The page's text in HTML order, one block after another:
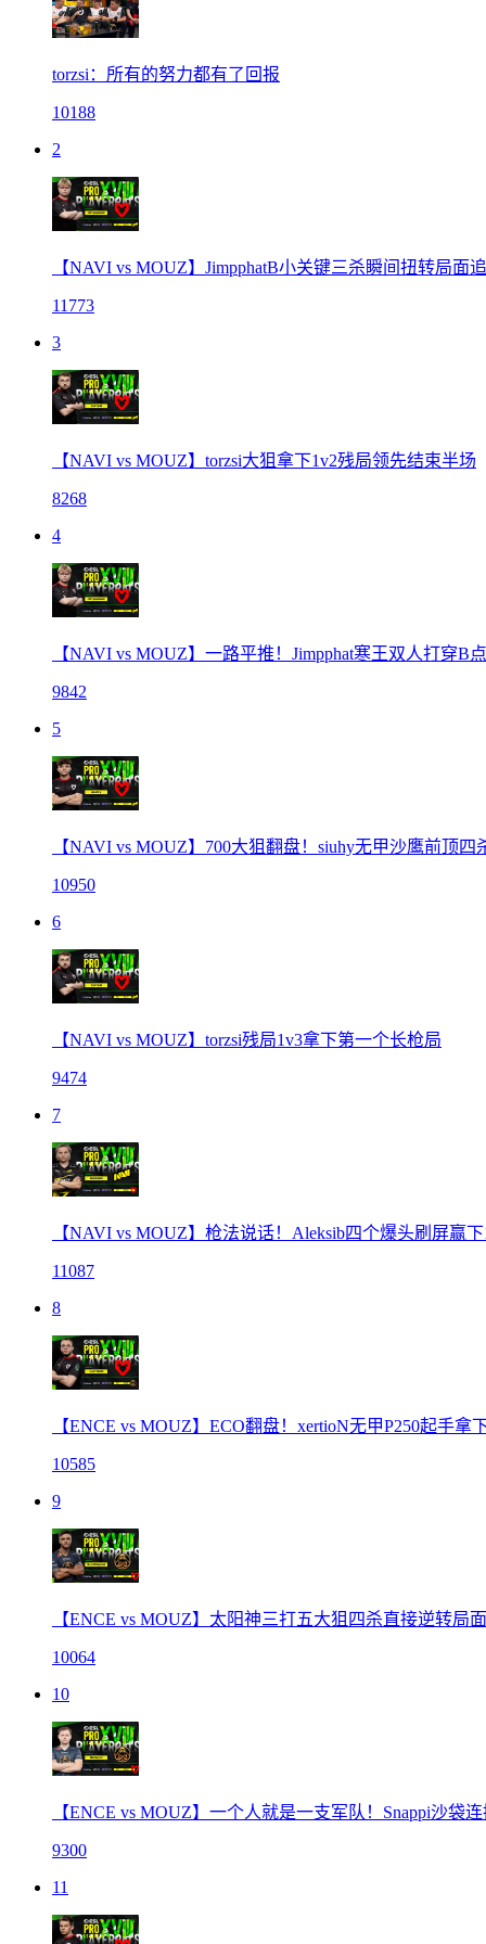
torzsi：所有的努力都有了回报
10188
2
【NAVI vs MOUZ】JimpphatB小关键三杀瞬间扭转局面追
11773
3
【NAVI vs MOUZ】torzsi大狙拿下1v2残局领先结束半场
8268
4
【NAVI vs MOUZ】一路平推！Jimpphat寒王双人打穿B
9842
5
【NAVI vs MOUZ】700大狙翻盘！siuhy无甲沙鹰前顶四
10950
6
【NAVI vs MOUZ】torzsi残局1v3拿下第一个长枪局
9474
7
【NAVI vs MOUZ】枪法说话！Aleksib四个爆头刷屏赢
11087
8
【ENCE vs MOUZ】ECO翻盘！xertioN无甲P250起手拿
10585
9
【ENCE vs MOUZ】太阳神三打五大狙四杀直接逆转局面
10064
10
【ENCE vs MOUZ】一个人就是一支军队！Snappi沙袋
9300
11